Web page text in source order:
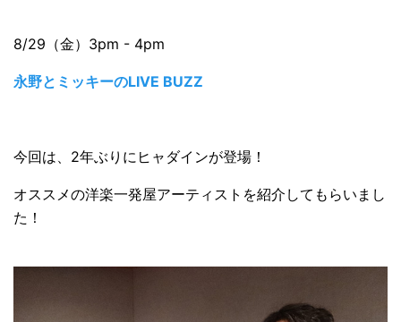
8/29（金）3pm - 4pm
永野とミッキーのLIVE BUZZ
今回は、2年ぶりにヒャダインが登場！
オススメの洋楽一発屋アーティストを紹介してもらいまし
た！